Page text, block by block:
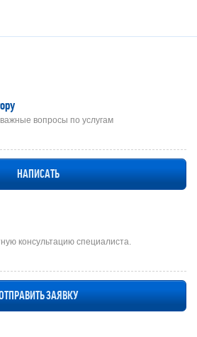
вопросы по услугам
НАПИСАТЬ
консультацию специалиста.
ЗАЯВКУ